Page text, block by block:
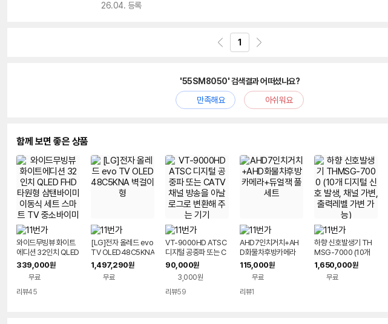
26.04. 등록
1
'55SM8050' 검색결과 어떠셨나요?
만족해요
아쉬워요
함께 보면 좋은 상품
와이드무빙뷰 화이트
에디션 32인치 QLED
FHD 타원형 삼탠바이
미 이동식 세트 스마트
TV 중소바이미
339,000원
무료
리뷰45
[LG]전자 올레드 evo
TV OLED48C5KNA
벽걸이형
1,497,290원
무료
VT-9000HD ATSC
디지털 공중파 또는 C
ATV 채널 방송을 아날
로그로 변환해 주는 기
90,000원
3,000원
리뷰59
AHD7인치거치+AH
D화물차후방카메라
+듀얼잭 풀세트
115,000원
무료
리뷰1
하향 신호발생기 TH
MSG-7000 (10개
디지털 신호 발생, 채널
가변, 출력레벨 가변 가
1,650,000원
무료